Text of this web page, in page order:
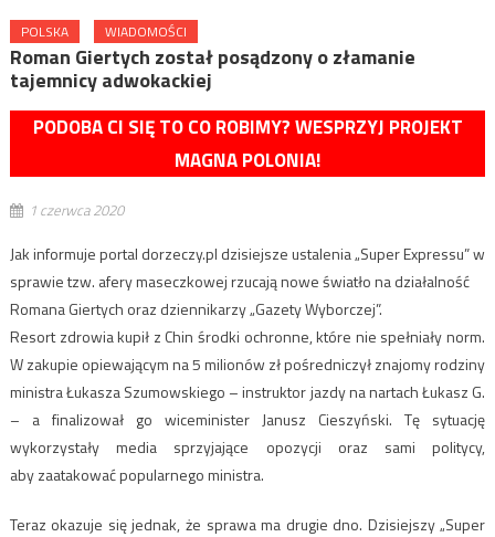
POLSKA WIADOMOŚCI
Roman Giertych został posądzony o złamanie
tajemnicy adwokackiej
PODOBA CI SIĘ TO CO ROBIMY? WESPRZYJ PROJEKT
MAGNA POLONIA!
1 czerwca 2020
Jak informuje portal dorzeczy.pl dzisiejsze ustalenia „Super Expressu” w
sprawie tzw. afery maseczkowej rzucają nowe światło na działalność
Romana Giertych oraz dziennikarzy „Gazety Wyborczej”.
Resort zdrowia kupił z Chin środki ochronne, które nie spełniały norm.
W zakupie opiewającym na 5 milionów zł pośredniczył znajomy rodziny
ministra Łukasza Szumowskiego – instruktor jazdy na nartach Łukasz G.
– a finalizował go wiceminister Janusz Cieszyński. Tę sytuację
wykorzystały media sprzyjające opozycji oraz sami politycy,
aby zaatakować popularnego ministra.
Teraz okazuje się jednak, że sprawa ma drugie dno. Dzisiejszy „Super